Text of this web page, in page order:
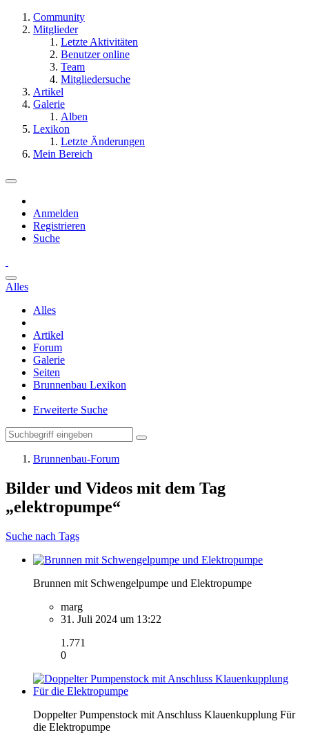
Community
Mitglieder
Letzte Aktivitäten
Benutzer online
Team
Mitgliedersuche
Artikel
Galerie
Alben
Lexikon
Letzte Änderungen
Mein Bereich
Anmelden
Registrieren
Suche
Alles
Alles
Artikel
Forum
Galerie
Seiten
Brunnenbau Lexikon
Erweiterte Suche
Brunnenbau-Forum
Bilder und Videos mit dem Tag
„elektropumpe“
Suche nach Tags
Brunnen mit Schwengelpumpe und Elektropumpe
marg
31. Juli 2024 um 13:22
1.771
0
Doppelter Pumpenstock mit Anschluss Klauenkupplung Für
die Elektropumpe